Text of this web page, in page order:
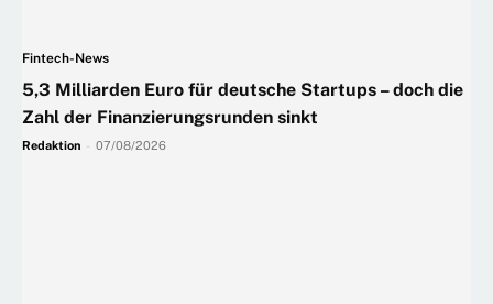
Fintech-News
5,3 Milliarden Euro für deutsche Startups – doch die
Zahl der Finanzierungsrunden sinkt
Redaktion 07/08/2026